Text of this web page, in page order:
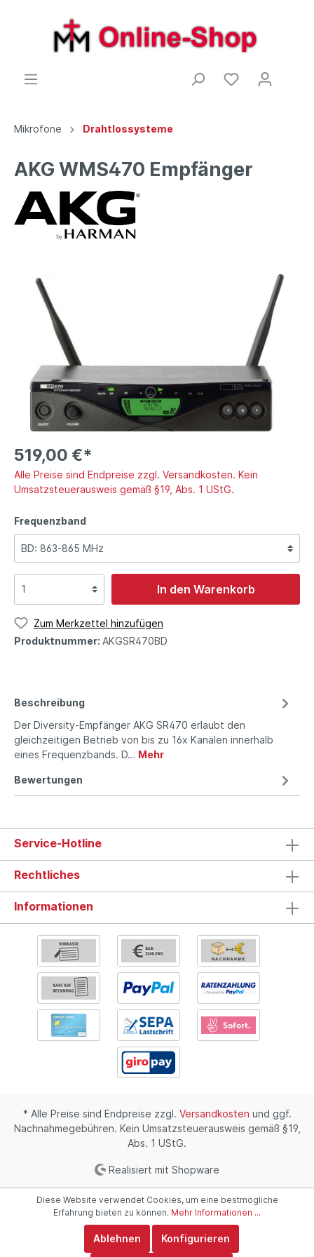
Mikrofone Drahtlossysteme
AKG WMS470 Empfänger
519,00 €*
Alle Preise sind Endpreise zzgl. Versandkosten. Kein
Umsatzsteuerausweis gemäß §19, Abs. 1 UStG.
Frequenzband
In den Warenkorb
Zum Merkzettel hinzufügen
Produktnummer: AKGSR470BD
Beschreibung
Der Diversity-Empfänger AKG SR470 erlaubt den
gleichzeitigen Betrieb von bis zu 16x Kanälen innerhalb
eines Frequenzbands. D… Mehr
Bewertungen
Service-Hotline
Rechtliches
Informationen
* Alle Preise sind Endpreise zzgl. Versandkosten und ggf.
Nachnahmegebühren. Kein Umsatzsteuerausweis gemäß §19,
Abs. 1 UStG.
Realisiert mit Shopware
Diese Website verwendet Cookies, um eine bestmögliche
Erfahrung bieten zu können. Mehr Informationen ...
Ablehnen Konfigurieren